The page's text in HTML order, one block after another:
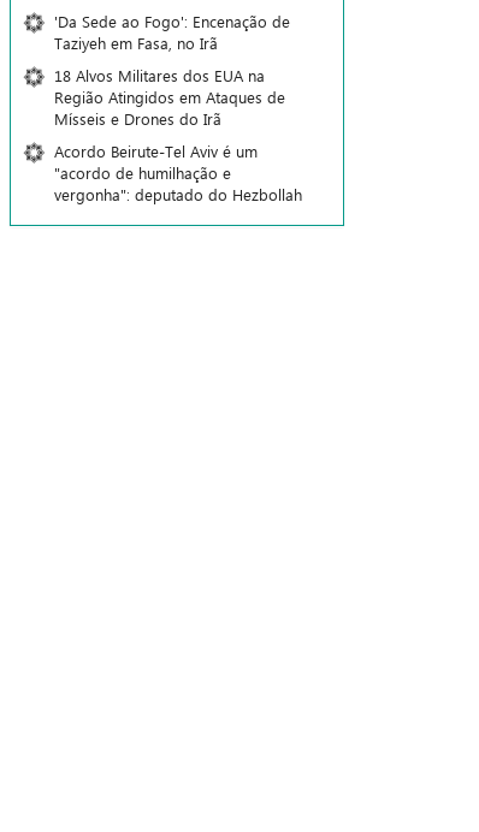
'Da Sede ao Fogo': Encenação de
Taziyeh em Fasa, no Irã
18 Alvos Militares dos EUA na
Região Atingidos em Ataques de
Mísseis e Drones do Irã
Acordo Beirute-Tel Aviv é um
"acordo de humilhação e
vergonha": deputado do Hezbollah